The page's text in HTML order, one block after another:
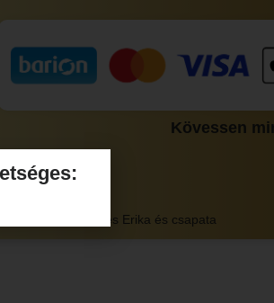
Kövessen
Marketinges Erika és csapata